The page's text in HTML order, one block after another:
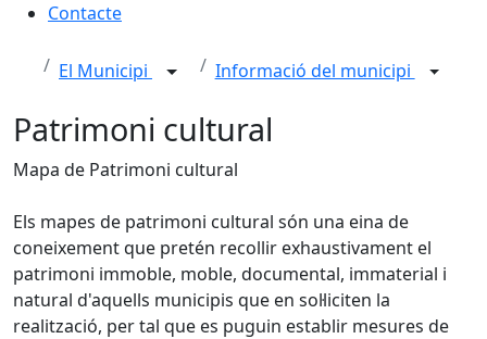
Contacte
El Municipi Informació del municipi
Patrimoni cultural
Mapa de Patrimoni cultural
Els mapes de patrimoni cultural són una eina de
coneixement que pretén recollir exhaustivament el
patrimoni immoble, moble, documental, immaterial i
natural d'aquells municipis que en sol·liciten la
realització, per tal que es puguin establir mesures de